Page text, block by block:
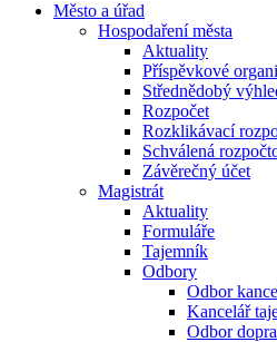
Město a úřad
Hospodaření města
Aktuality
Příspěvkové
Střednědobý
Rozpočet
Rozklikávací
Schválená
Závěrečný účet
Magistrát
Aktuality
Formuláře
Tajemník
Odbory
Odbor
Kancelář
Odbor